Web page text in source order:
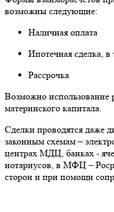
возможны следующие:
Наличная оплата
Ипотечная сделка,
Рассрочка
Возможно использование
материнского капитала.
Сделки проводятся даже
законным схемам –
центрах МДЦ, банках -
нотариусов, в МФЦ –
сторон и при помощи